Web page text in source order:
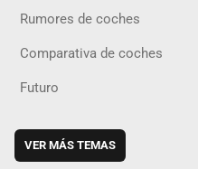
Rumores de coches
Comparativa de coches
Futuro
VER MÁS TEMAS